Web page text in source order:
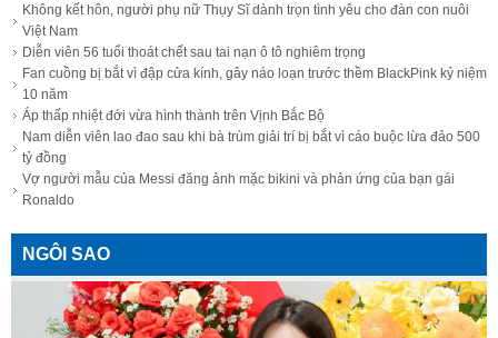
Không kết hôn, người phụ nữ Thụy Sĩ dành trọn tình yêu cho đàn con nuôi
Việt Nam
Diễn viên 56 tuổi thoát chết sau tai nạn ô tô nghiêm trọng
Fan cuồng bị bắt vì đập cửa kính, gây náo loạn trước thềm BlackPink kỷ niệm
10 năm
Áp thấp nhiệt đới vừa hình thành trên Vịnh Bắc Bộ
Nam diễn viên lao đao sau khi bà trùm giải trí bị bắt vì cáo buộc lừa đảo 500
tỷ đồng
Vợ người mẫu của Messi đăng ảnh mặc bikini và phản ứng của bạn gái
Ronaldo
NGÔI SAO